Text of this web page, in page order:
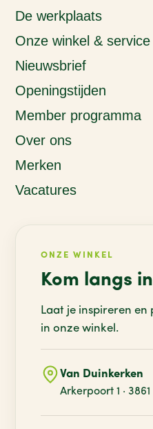
De werkplaats
Onze winkel & service
Nieuwsbrief
Openingstijden
Member programma
Over ons
Merken
Vacatures
ONZE WINKEL
Kom langs
Laat je inspireren
in onze winkel.
Van Duinkerken
Arkerpoort 1 ·